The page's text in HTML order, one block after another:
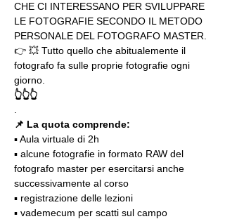
CHE CI INTERESSANO PER SVILUPPARE
LE FOTOGRAFIE SECONDO IL METODO
PERSONALE DEL FOTOGRAFO MASTER.
👉 💥 Tutto quello che abitualemente il
fotografo fa sulle proprie fotografie ogni
giorno.
👆👆👆
📌 La quota comprende:
▪️ Aula virtuale di 2h
▪️ alcune fotografie in formato RAW del
fotografo master per esercitarsi anche
successivamente al corso
▪️ registrazione delle lezioni
▪️ vademecum per scatti sul campo